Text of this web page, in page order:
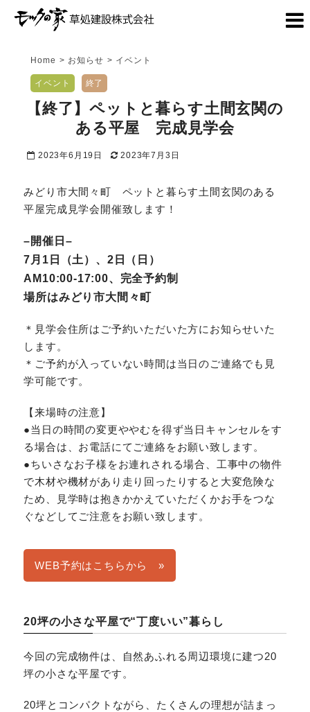
Home > お知らせ > イベント
イベント 終了
【終了】ペットと暮らす土間玄関の
ある平屋 完成見学会
2023年6月19日 2023年7月3日
みどり市大間々町 ペットと暮らす土間玄関のある
平屋完成見学会開催致します！
–開催日–
7月1日（土）、2日（日）
AM10:00-17:00、完全予約制
場所はみどり市大間々町
＊見学会住所はご予約いただいた方にお知らせいた
します。
＊ご予約が入っていない時間は当日のご連絡でも見
学可能です。
【来場時の注意】
●当日の時間の変更ややむを得ず当日キャンセルをす
る場合は、お電話にてご連絡をお願い致します。
●ちいさなお子様をお連れされる場合、工事中の物件
で木材や機材があり走り回ったりすると大変危険な
ため、見学時は抱きかかえていただくかお手をつな
ぐなどしてご注意をお願い致します。
WEB予約はこちらから »
20坪の小さな平屋で“丁度いい”暮らし
今回の完成物件は、自然あふれる周辺環境に建つ20
坪の小さな平屋です。
20坪とコンパクトながら、たくさんの理想が詰まっ